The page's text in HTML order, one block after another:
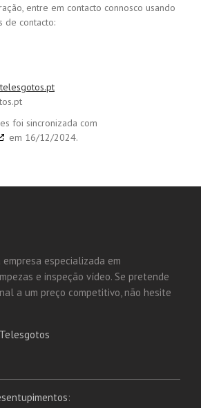
entre em contacto connosco usando
de contacto:
foi sincronizada com
em 16/12/2024.
especializada em
e inspeção vídeo. Se pretende
a um preço competitivo, não hesite
: